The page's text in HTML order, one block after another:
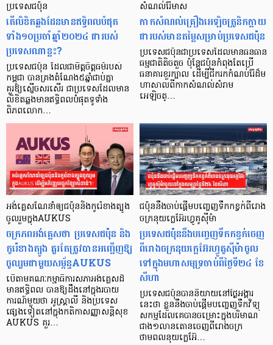
ប្រទេសជប៉ុន
តើលិខិតឆ្លងដែនមានឥទ្ធិពលបំផុត
ទាំង១០ប្រចាំឆ្នាំ២០២៤ ជារបស់
ប្រទេសណាខ្លះ?
ប្រទេសជប៉ុន ដែលជាមិត្តចិត្តធម៌របស់
កម្ពុជា បានគ្រងតំណែង៥ឆ្នាំជាប់គ្នា
គួរឱ្យស្ញើចសរសើរ ជាប្រទេសដែលមាន
លិខិតឆ្លងមានឥទ្ធិពលបំផុតទូទាំង
ពិភពលោក…
សំណល់រ៉ែមាស
កាកសំណល់គ្រឿងអេឡិចត្រូនិកក្លាយ
ជារបស់មានតម្លៃសម្រាប់ប្រទេសជប៉ុន
ប្រទេសជប៉ុនជាប្រទេសដែលមានធនធាន
ធម្មជាតិតិចតួច ប៉ុន្តែជប៉ុនកំពុងតែប្រើ
ធនាគារខួរក្បាល ដើម្បីជីករកកំណប់រ៉ែដ៏ម
ហាសាលពីកាកសំណល់សំរាម
អេឡិចត្…
អង់គ្លេសណែនាំឲ្យជប៉ុននិងកូរ៉េខាងត្បូង
ចូលរួមក្នុងAUKUS
ចក្រភពអង់គ្លេសថា ប្រទេសជប៉ុន និង
កូរ៉េខាងត្បូង គួរតែត្រូវបានអញ្ជើញឱ្យ
ចូលរួមជាមួយសម្ព័ន្ធAUKUS
បើតាមគណៈកម្មាធិការសភាអង់គ្លេសដ៏
មានឥទ្ធិពល បានឱ្យដឹងនៅក្នុងរបាយ
ការណ៍មួយថា អូស្ត្រាលី និងប្រទេស
ផ្សេងទៀតនៅក្នុងកតិកាសញ្ញាសន្តិសុខ
AUKUS គួរ…
ជប៉ុននឹងចាប់ផ្ដើមបញ្ចេញទឹកកខ្វក់ពីរោង
ចក្រនុយក្លេអ៊ែរហ្វូគូស៊ីម៉ា
ប្រទេសជប៉ុននឹងបញ្ចេញទឹកកខ្វក់ចេញ
ពីរោងចក្រនុយក្លេអ៊ែរហ្វូគូស៊ីម៉ាចូល
ទៅក្នុងមហាសមុទ្រចាប់ពីថ្ងៃទី២៤ ខែ
សីហា
ប្រទេសជប៉ុនបាននិយាយនៅថ្ងៃអង្គារ
នេះថា ខ្លួននឹងចាប់ផ្តើមបញ្ចេញទឹកវិទ្យុ
សកម្មដែលគេបានចម្រោះក្នុងបរិមាណ
ជាង១លានតោនចេញពីរោងចក្រ
ថាមពលនុយក្លេអ៊ែ…